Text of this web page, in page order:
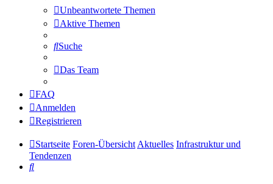
Unbeantwortete Themen
Aktive Themen
Suche
Das Team
FAQ
Anmelden
Registrieren
Startseite Foren-ÜbersichtAktuelles Infrastruktur und
Tendenzen
Suche